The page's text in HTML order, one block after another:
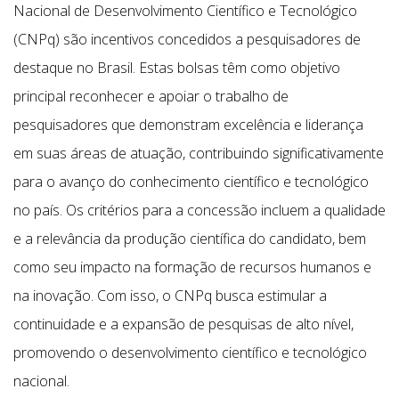
Nacional de Desenvolvimento Científico e Tecnológico
(CNPq) são incentivos concedidos a pesquisadores de
destaque no Brasil. Estas bolsas têm como objetivo
principal reconhecer e apoiar o trabalho de
pesquisadores que demonstram excelência e liderança
em suas áreas de atuação, contribuindo significativamente
para o avanço do conhecimento científico e tecnológico
no país. Os critérios para a concessão incluem a qualidade
e a relevância da produção científica do candidato, bem
como seu impacto na formação de recursos humanos e
na inovação. Com isso, o CNPq busca estimular a
continuidade e a expansão de pesquisas de alto nível,
promovendo o desenvolvimento científico e tecnológico
nacional.